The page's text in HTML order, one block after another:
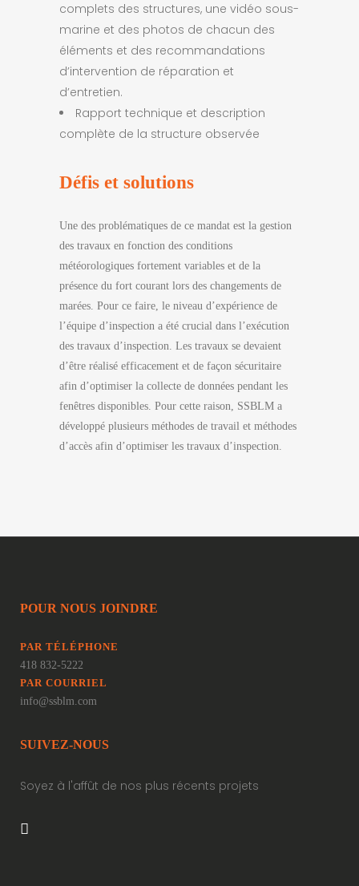
complets des structures, une vidéo sous-
marine et des photos de chacun des
éléments et des recommandations
d’intervention de réparation et
d’entretien.
Rapport technique et description
complète de la structure observée
Défis et solutions
Une des problématiques de ce mandat est la gestion
des travaux en fonction des conditions
météorologiques fortement variables et de la
présence du fort courant lors des changements de
marées. Pour ce faire, le niveau d’expérience de
l’équipe d’inspection a été crucial dans l’exécution
des travaux d’inspection. Les travaux se devaient
d’être réalisé efficacement et de façon sécuritaire
afin d’optimiser la collecte de données pendant les
fenêtres disponibles. Pour cette raison, SSBLM a
développé plusieurs méthodes de travail et méthodes
d’accès afin d’optimiser les travaux d’inspection.
POUR NOUS JOINDRE
PAR TÉLÉPHONE
418 832-5222
PAR COURRIEL
info@ssblm.com
SUIVEZ-NOUS
Soyez à l'affût de nos plus récents projets